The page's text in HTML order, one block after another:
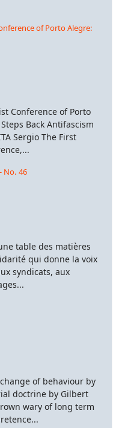
of Porto Alegre:
Conference of Porto
Back Antifascism
Sergio The First
No. 46
table des matières
qui donne la voix
syndicats, aux
of behaviour by
doctrine by Gilbert
wary of long term